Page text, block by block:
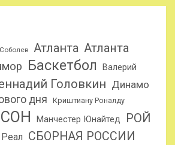
Атланта Атланта
Баскетбол
Валерий
Головкин Динамо
дня Криштиану Роналду
Манчестер Юнайтед
РОЙ
Реал СБОРНАЯ РОССИИ